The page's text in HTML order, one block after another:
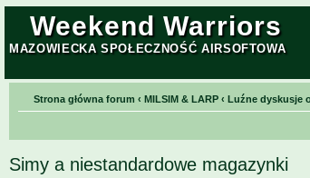
Weekend Warriors
MAZOWIECKA SPOŁECZNOŚĆ AIRSOFTOWA
Strona główna forum ‹ MILSIM & LARP ‹ Luźne dyskusje
Simy a niestandardowe magazynki